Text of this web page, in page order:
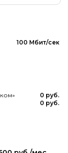
100 Мбит/сек
0 руб.
0 руб.